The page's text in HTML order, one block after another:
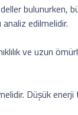
edilmelidir.
ve uzun
Düşük